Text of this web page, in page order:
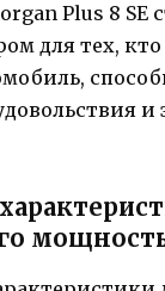
Plus 8 SE
для тех,